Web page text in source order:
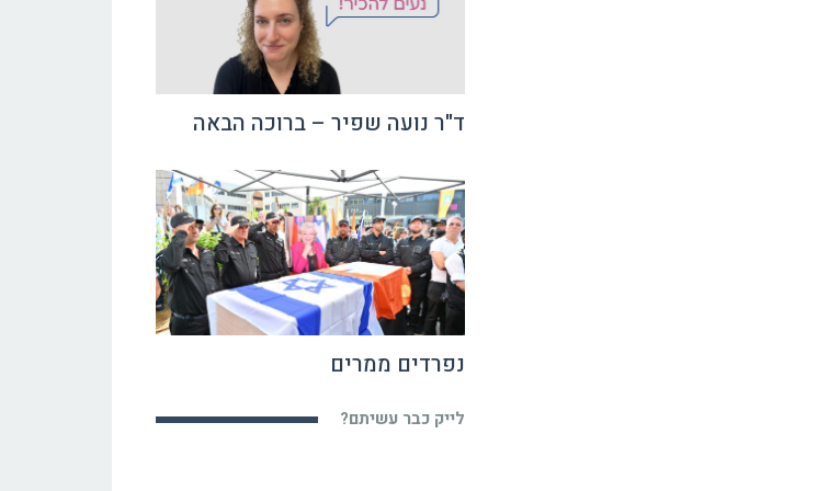
ד"ר נועה שפיר – ברוכה הבאה
נפרדים ממרים
לייק כבר עשיתם?